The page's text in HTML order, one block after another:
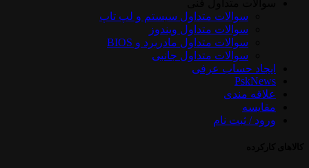
سوالات متداول سیستم و لپ تاپ
سوالات متداول ویندوز
سوالات متداول مادربرد و BIOS
سوالات متداول جانبی
ایجاد حساب عرفی
PskNews
علاقه مندی
مقایسه
ورود / ثبت نام